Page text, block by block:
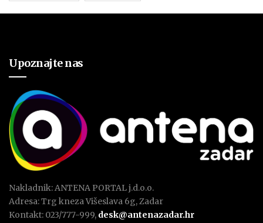
Upoznajte nas
Nakladnik: ANTENA PORTAL j.d.o.o.
Adresa: Trg kneza Višeslava 6g, Zadar
Kontakt: 023/777-999, desk@antenazadar.hr